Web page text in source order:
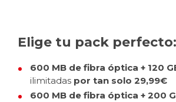
Elige tu pack perfecto:
600 MB de fibra óptica + 120
ilimitadas por tan solo 29,99€
600 MB de fibra óptica + 200